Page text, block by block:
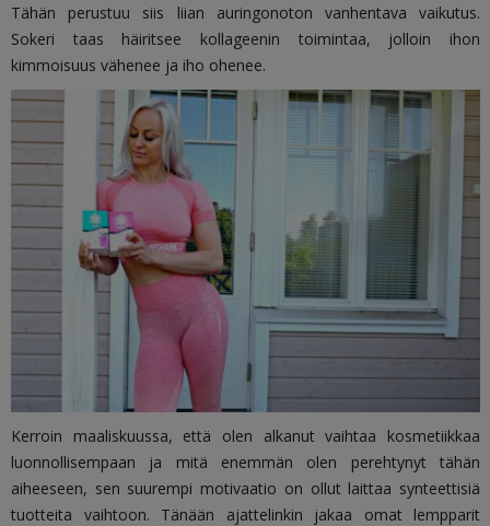
Tähän perustuu siis liian auringonoton vanhentava vaikutus.
Sokeri taas häiritsee kollageenin toimintaa, jolloin ihon
kimmoisuus vähenee ja iho ohenee.
Kerroin maaliskuussa, että olen alkanut vaihtaa kosmetiikkaa
luonnollisempaan ja mitä enemmän olen perehtynyt tähän
aiheeseen, sen suurempi motivaatio on ollut laittaa synteettisiä
tuotteita vaihtoon. Tänään ajattelinkin jakaa omat lempparit